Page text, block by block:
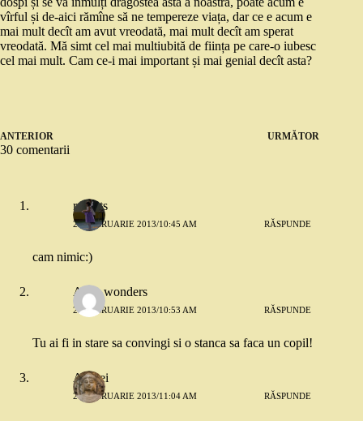
vîrful și de-aici rămîne să ne tempereze viața, dar ce e acum e
mai mult decît am avut vreodată, mai mult decît am sperat
vreodată. Mă simt cel mai multiubită de ființa pe care-o iubesc
cel mai mult. Cam ce-i mai important și mai genial decît asta?
ANTERIOR URMĂTOR
30 comentarii
roberts
28 FEBRUARIE 2013/10:45 AM RĂSPUNDE
cam nimic:)
Alice wonders
28 FEBRUARIE 2013/10:53 AM RĂSPUNDE
Tu ai fi in stare sa convingi si o stanca sa faca un copil!
Andrei
28 FEBRUARIE 2013/11:04 AM RĂSPUNDE